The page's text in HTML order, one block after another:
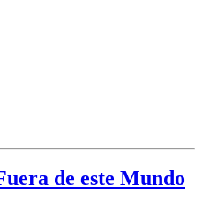
de este Mundo